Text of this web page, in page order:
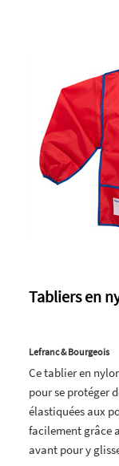
Tabliers en
Lefranc & Bourgeois
Ce tablier en
pour se protéger
élastiquées aux
facilement grâce
avant pour y